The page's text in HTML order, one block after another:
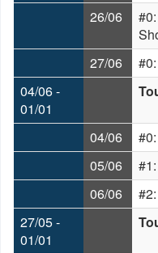
26/06
27/06
04/06 -
01/01
04/06
05/06
06/06
27/05 -
01/01